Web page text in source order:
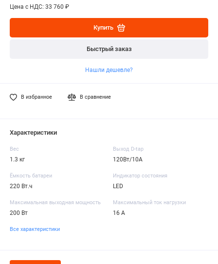
Цена с НДС: 33 760 ₽
Купить
Быстрый заказ
Нашли дешевле?
В избранное В сравнение
Характеристики
Вес
1.3 кг
Выход D-tap
120Вт/10А
Ёмкость батареи
220 Вт.ч
Индикатор состояния
LED
Максимальная выходная мощность
200 Вт
Максимальный ток нагрузки
16 А
Все характеристики